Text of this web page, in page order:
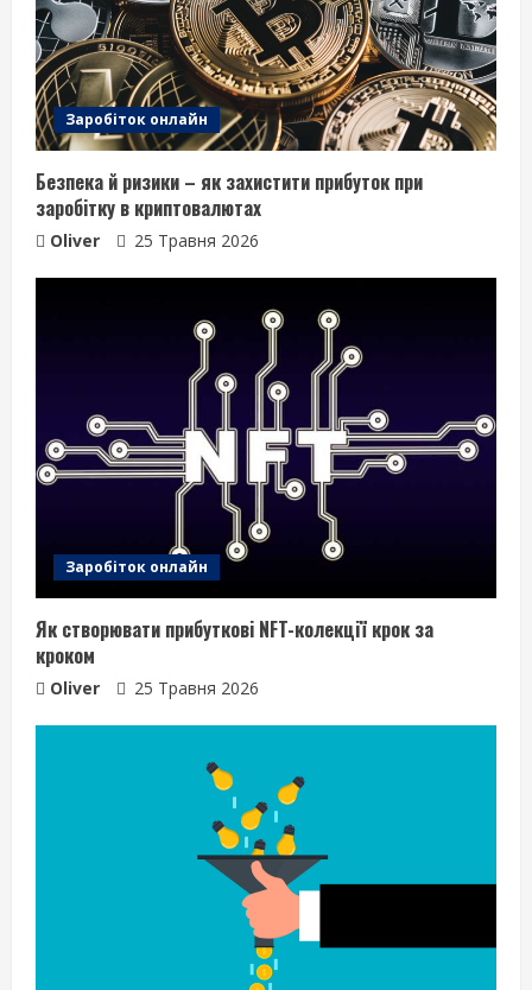
Заробіток онлайн
Безпека й ризики – як захистити прибуток при
заробітку в криптовалютах
Oliver 25 Травня 2026
Заробіток онлайн
Як створювати прибуткові NFT-колекції крок за
кроком
Oliver 25 Травня 2026